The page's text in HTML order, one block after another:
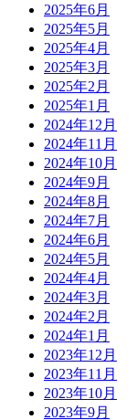
2025年6月
2025年5月
2025年4月
2025年3月
2025年2月
2025年1月
2024年12月
2024年11月
2024年10月
2024年9月
2024年8月
2024年7月
2024年6月
2024年5月
2024年4月
2024年3月
2024年2月
2024年1月
2023年12月
2023年11月
2023年10月
2023年9月